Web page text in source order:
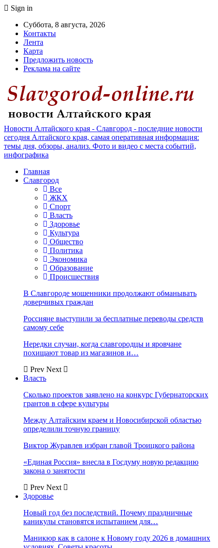
Sign in
Суббота, 8 августа, 2026
Контакты
Лента
Карта
Предложить новость
Реклама на сайте
Новости Алтайского края - Славгород - последние новости
сегодня Алтайского края, самая оперативная информация:
темы дня, обзоры, анализ. Фото и видео с места событий,
инфографика
Главная
Славгород
Все
ЖКХ
Спорт
Власть
Здоровье
Культура
Общество
Политика
Экономика
Образование
Происшествия
В Славгороде мошенники продолжают обманывать
доверчивых граждан
Россияне выступили за бесплатные переводы средств
самому себе
Нередки случаи, когда славгородцы и яровчане
похищают товар из магазинов и…
Prev Next
Власть
Сколько проектов заявлено на конкурс Губернаторских
грантов в сфере культуры
Между Алтайским краем и Новосибирской областью
определили точную границу
Виктор Журавлев избран главой Троицкого района
«Единая Россия» внесла в Госдуму новую редакцию
закона о занятости
Prev Next
Здоровье
Новый год без последствий. Почему праздничные
каникулы становятся испытанием для…
Маникюр как в салоне к Новому году 2026 в домашних